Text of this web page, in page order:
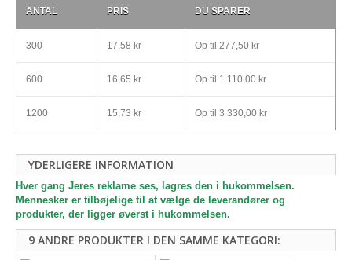
ANTAL PRIS DU SPARER
300 17,58 kr Op til 277,50 kr
600 16,65 kr Op til 1 110,00 kr
1200 15,73 kr Op til 3 330,00 kr
YDERLIGERE INFORMATION
Hver gang Jeres reklame ses, lagres den i hukommelsen.
Mennesker er tilbøjelige til at vælge de leverandører og
produkter, der ligger øverst i hukommelsen.
9 ANDRE PRODUKTER I DEN SAMME KATEGORI: